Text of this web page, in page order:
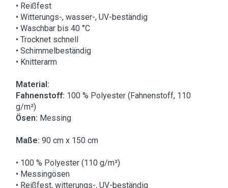
• Reißfest
• Witterungs-, wasser-, UV-beständig
• Waschbar bis 40 °C
• Trocknet schnell
• Schimmelbeständig
• Knitterarm
Material:
Fahnenstoff: 100 % Polyester (Fahnenstoff, 110
g/m²)
Ösen: Messing
Maße: 90 cm x 150 cm
• 100 % Polyester (110 g/m²)
• Messingösen
• Reißfest, witterungs-, UV-beständig